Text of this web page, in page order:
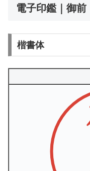
電子印鑑｜御前
楷書体